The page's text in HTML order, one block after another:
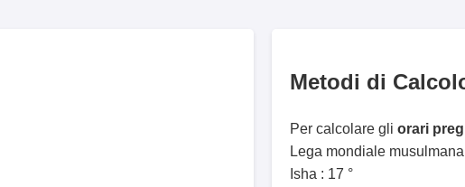
Metodi di
Per calcolare gli orari
Lega mondiale
Isha : 17 °